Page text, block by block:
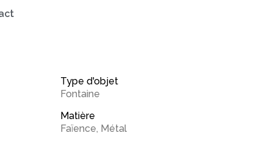
Type d'objet
Fontaine
Matière
Faïence, Métal